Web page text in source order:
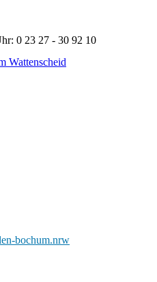
0 23 27 - 30 92 10
bochum.nrw